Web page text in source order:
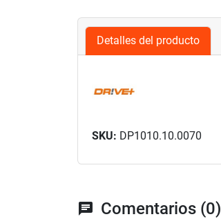
Detalles del producto
SKU: DP1010.10.0070
chat Comentarios (0)